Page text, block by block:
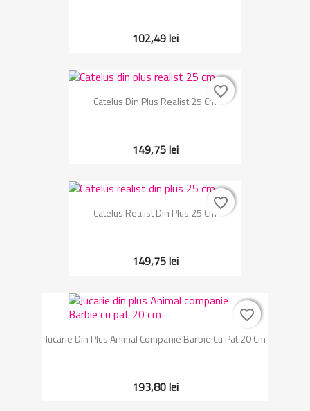
102,49 lei
Catelus Din Plus Realist 25 Cm
149,75 lei
favorite_border
favorite_border
Catelus Realist Din Plus 25 Cm
149,75 lei
favorite_border
favorite_border
Jucarie Din Plus Animal Companie Barbie Cu Pat 20 Cm
193,80 lei
favorite_border
favorite_border